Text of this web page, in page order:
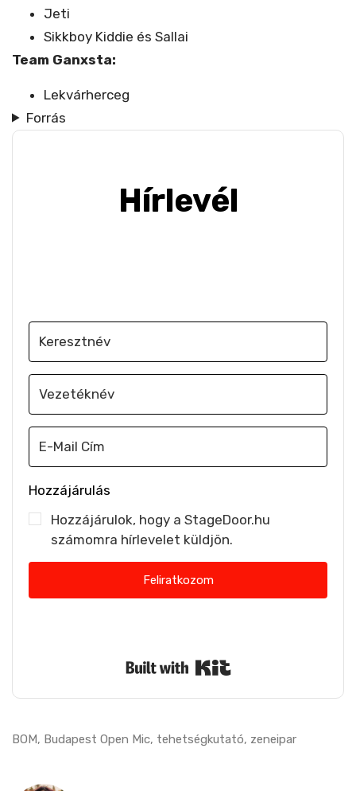
Jeti
Sikkboy Kiddie és Sallai
Team Ganxsta:
Lekvárherceg
Forrás
Hírlevél
Hozzájárulás
Hozzájárulok, hogy a StageDoor.hu
számomra hírlevelet küldjön.
Feliratkozom
BOM, Budapest Open Mic, tehetségkutató, zeneipar